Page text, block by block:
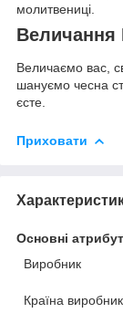
молитвениці.
Величання
Величаємо вас,
шануємо чесна
єсте.
Приховати
Основні
Виробник
Країна виробник